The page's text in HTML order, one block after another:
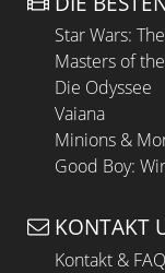
Star Wars:
Masters of
Die Odyssee
Vaiana
Minions &
Good Boy:
KONTAKT
Kontakt & FAQ